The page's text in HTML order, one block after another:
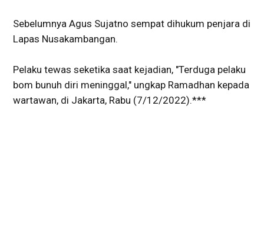
Sebelumnya Agus Sujatno sempat dihukum penjara di
Lapas Nusakambangan.
Pelaku tewas seketika saat kejadian, "Terduga pelaku
bom bunuh diri meninggal," ungkap Ramadhan kepada
wartawan, di Jakarta, Rabu (7/12/2022).***